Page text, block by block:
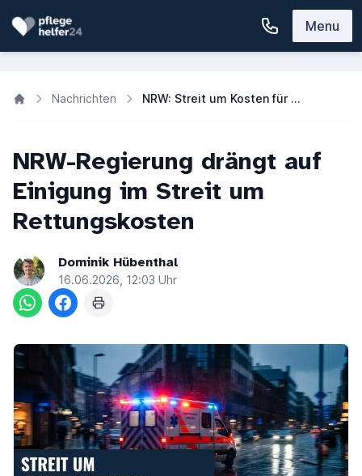
Menu
Nachrichten NRW: Streit um Kosten für Rettungsdiensteinsätze – Lösung in Sicht?
NRW-Regierung drängt auf
Einigung im Streit um
Rettungskosten
Dominik Hübenthal
16.06.2026, 12:03 Uhr